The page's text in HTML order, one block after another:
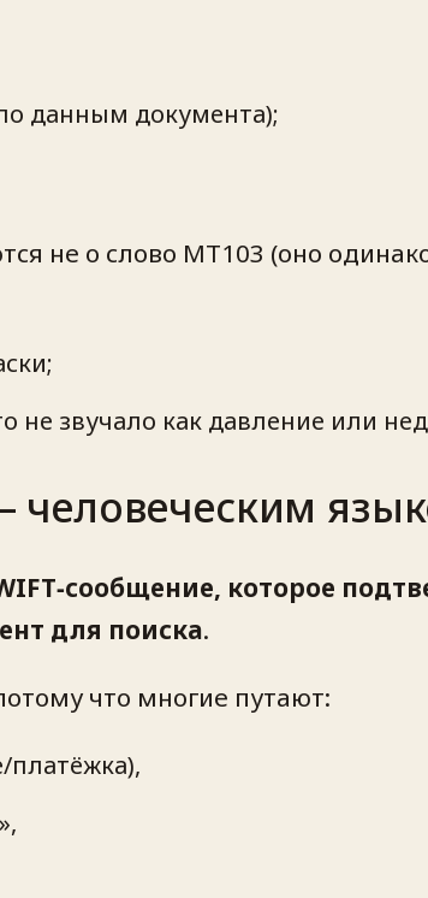
данным документа);
не о слово MT103 (оно
не звучало как давление или
человеческим
которое
для поиска.
что многие путают:
платёжка),